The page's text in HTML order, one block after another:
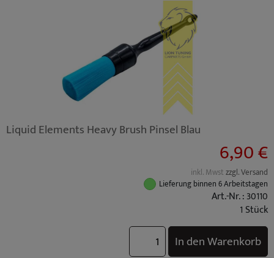
Liquid Elements Heavy Brush Pinsel Blau
6,90 €
inkl. Mwstzzgl. Versand
Lieferung binnen 6 Arbeitstagen
Art.-Nr. : 30110
1 Stück
In den Warenkorb